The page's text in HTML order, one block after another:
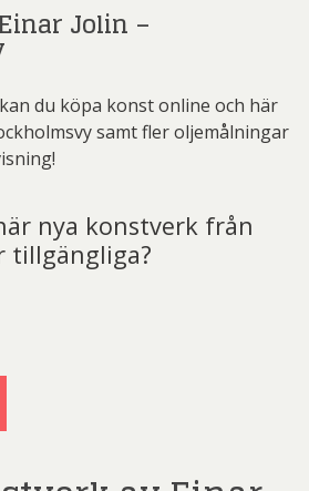
Jolin –
kan du köpa konst online och här
samt fler oljemålningar
nya konstverk från
tillgängliga?